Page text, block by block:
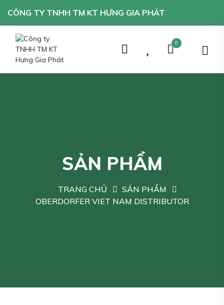
CÔNG TY TNHH TM KT HƯNG GIA PHÁT
0
SẢN PHẨM
TRANG CHỦ
SẢN PHẨM
OBERDORFER VIET NAM DISTRIBUTOR